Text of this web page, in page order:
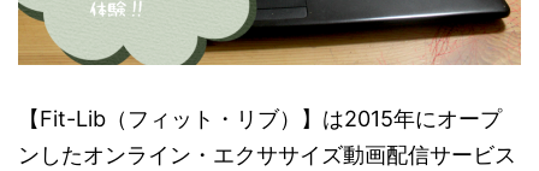
【Fit-Lib（フィット・リブ）】は2015年にオープ
ンしたオンライン・エクササイズ動画配信サービス